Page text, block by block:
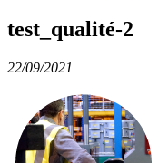
test_qualité-2
22/09/2021